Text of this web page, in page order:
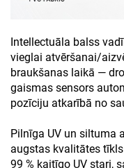
Intellectuāla balss
vieglai atvēršanai/
braukšanas laikā —
gaismas sensors
pozīciju atkarībā no
Pilnīga UV un siltuma
augstas kvalitātes
99 % kaitīgo UV stari,